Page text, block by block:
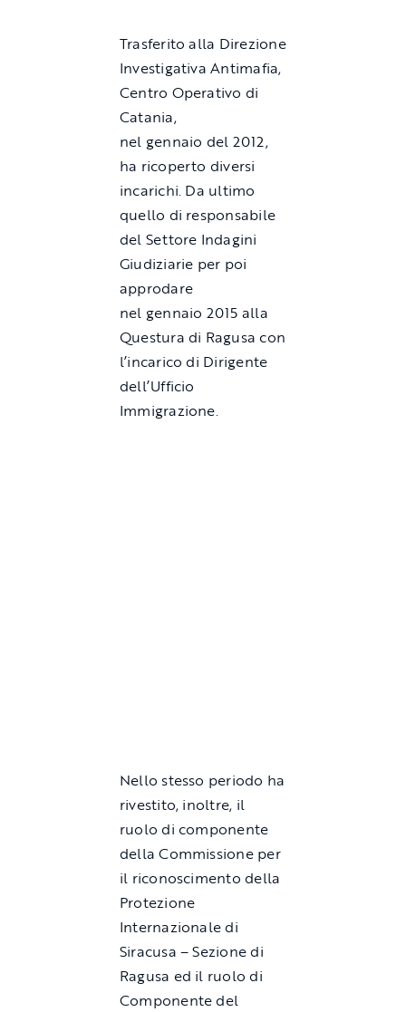
Trasferito alla Direzione
Investigativa Antimafia,
Centro Operativo di
Catania,
nel gennaio del 2012,
ha ricoperto diversi
incarichi. Da ultimo
quello di responsabile
del Settore Indagini
Giudiziarie per poi
approdare
nel gennaio 2015 alla
Questura di Ragusa con
l’incarico di Dirigente
dell’Ufficio
Immigrazione.
Nello stesso periodo ha
rivestito, inoltre, il
ruolo di componente
della Commissione per
il riconoscimento della
Protezione
Internazionale di
Siracusa – Sezione di
Ragusa ed il ruolo di
Componente del